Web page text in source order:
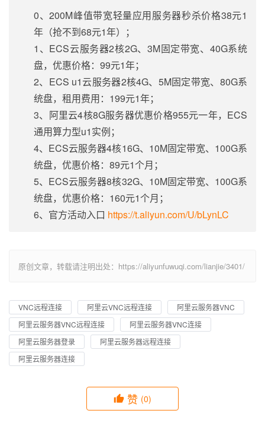
0、200M峰值带宽轻量应用服务器秒杀价格38元1
年（抢不到68元1年）；
1、ECS云服务器2核2G、3M固定带宽、40G系统
盘，优惠价格：99元1年；
2、ECS u1云服务器2核4G、5M固定带宽、80G系
统盘，租用费用：199元1年；
3、阿里云4核8G服务器优惠价格955元一年，ECS
通用算力型u1实例；
4、ECS云服务器4核16G、10M固定带宽、100G系
统盘，优惠价格：89元1个月；
5、ECS云服务器8核32G、10M固定带宽、100G系
统盘，优惠价格：160元1个月；
6、官方活动入口 https://t.aliyun.com/U/bLynLC
原创文章，转载请注明出处：https://aliyunfuwuqi.com/lianjie/3401/
VNC远程连接 阿里云VNC远程连接
阿里云服务器VNC
阿里云服务器VNC远程连接
阿里云服务器VNC连接
阿里云服务器登录
阿里云服务器远程连接
阿里云服务器连接
赞 (0)